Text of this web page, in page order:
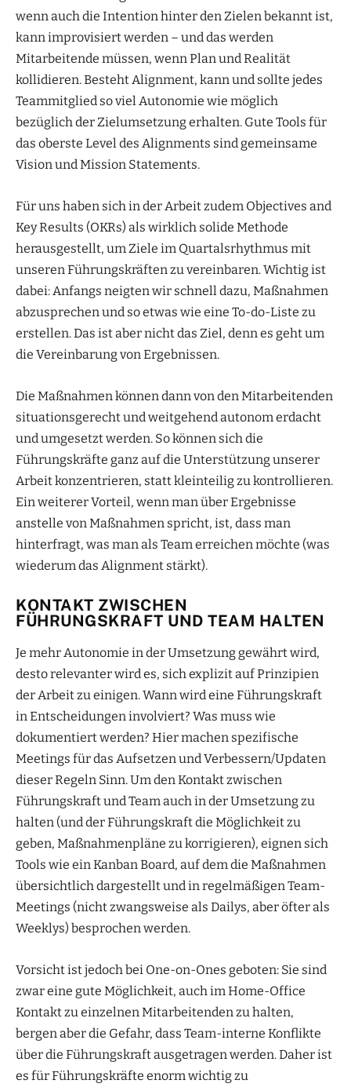
wenn auch die Intention hinter den Zielen bekannt ist,
kann improvisiert werden – und das werden
Mitarbeitende müssen, wenn Plan und Realität
kollidieren. Besteht Alignment, kann und sollte jedes
Teammitglied so viel Autonomie wie möglich
bezüglich der Zielumsetzung erhalten. Gute Tools für
das oberste Level des Alignments sind gemeinsame
Vision und Mission Statements.
Für uns haben sich in der Arbeit zudem Objectives and
Key Results (OKRs) als wirklich solide Methode
herausgestellt, um Ziele im Quartalsrhythmus mit
unseren Führungskräften zu vereinbaren. Wichtig ist
dabei: Anfangs neigten wir schnell dazu, Maßnahmen
abzusprechen und so etwas wie eine To-do-Liste zu
erstellen. Das ist aber nicht das Ziel, denn es geht um
die Vereinbarung von Ergebnissen.
Die Maßnahmen können dann von den Mitarbeitenden
situationsgerecht und weitgehend autonom erdacht
und umgesetzt werden. So können sich die
Führungskräfte ganz auf die Unterstützung unserer
Arbeit konzentrieren, statt kleinteilig zu kontrollieren.
Ein weiterer Vorteil, wenn man über Ergebnisse
anstelle von Maßnahmen spricht, ist, dass man
hinterfragt, was man als Team erreichen möchte (was
wiederum das Alignment stärkt).
KONTAKT ZWISCHEN
FÜHRUNGSKRAFT UND TEAM HALTEN
Je mehr Autonomie in der Umsetzung gewährt wird,
desto relevanter wird es, sich explizit auf Prinzipien
der Arbeit zu einigen. Wann wird eine Führungskraft
in Entscheidungen involviert? Was muss wie
dokumentiert werden? Hier machen spezifische
Meetings für das Aufsetzen und Verbessern/Updaten
dieser Regeln Sinn. Um den Kontakt zwischen
Führungskraft und Team auch in der Umsetzung zu
halten (und der Führungskraft die Möglichkeit zu
geben, Maßnahmenpläne zu korrigieren), eignen sich
Tools wie ein Kanban Board, auf dem die Maßnahmen
übersichtlich dargestellt und in regelmäßigen Team-
Meetings (nicht zwangsweise als Dailys, aber öfter als
Weeklys) besprochen werden.
Vorsicht ist jedoch bei One-on-Ones geboten: Sie sind
zwar eine gute Möglichkeit, auch im Home-Office
Kontakt zu einzelnen Mitarbeitenden zu halten,
bergen aber die Gefahr, dass Team-interne Konflikte
über die Führungskraft ausgetragen werden. Daher ist
es für Führungskräfte enorm wichtig zu